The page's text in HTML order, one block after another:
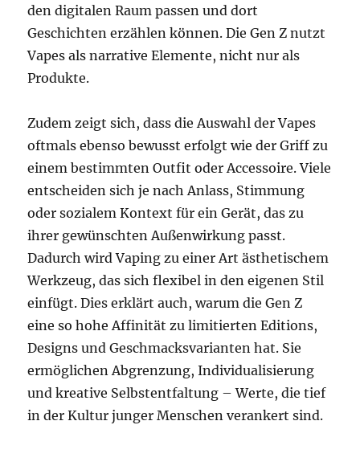
den digitalen Raum passen und dort
Geschichten erzählen können. Die Gen Z nutzt
Vapes als narrative Elemente, nicht nur als
Produkte.
Zudem zeigt sich, dass die Auswahl der Vapes
oftmals ebenso bewusst erfolgt wie der Griff zu
einem bestimmten Outfit oder Accessoire. Viele
entscheiden sich je nach Anlass, Stimmung
oder sozialem Kontext für ein Gerät, das zu
ihrer gewünschten Außenwirkung passt.
Dadurch wird Vaping zu einer Art ästhetischem
Werkzeug, das sich flexibel in den eigenen Stil
einfügt. Dies erklärt auch, warum die Gen Z
eine so hohe Affinität zu limitierten Editions,
Designs und Geschmacksvarianten hat. Sie
ermöglichen Abgrenzung, Individualisierung
und kreative Selbstentfaltung – Werte, die tief
in der Kultur junger Menschen verankert sind.